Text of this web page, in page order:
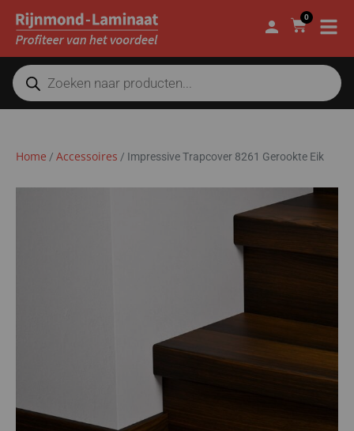
0
Home / Accessoires / Impressive Trapcover 8261 Gerookte Eik